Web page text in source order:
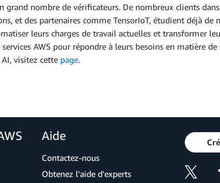
nombre de vérificateurs. De nombreux clients
et des partenaires comme TensorIoT, étudient déjà de
leurs charges de travail actuelles et transformer
AWS pour répondre à leurs besoins en matière de
visitez cette page.
Aide
Contactez-nous
Obtenez l'aide d'experts